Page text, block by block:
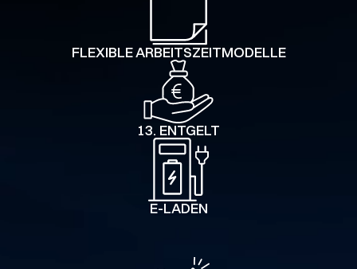
FLEXIBLE ARBEITSZEIT­MODELLE
13. ENTGELT
E-LADEN